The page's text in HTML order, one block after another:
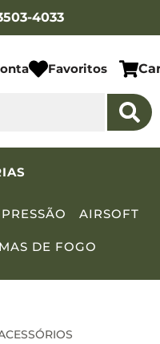
4033
Favoritos
AIRSOFT
DE FOGO